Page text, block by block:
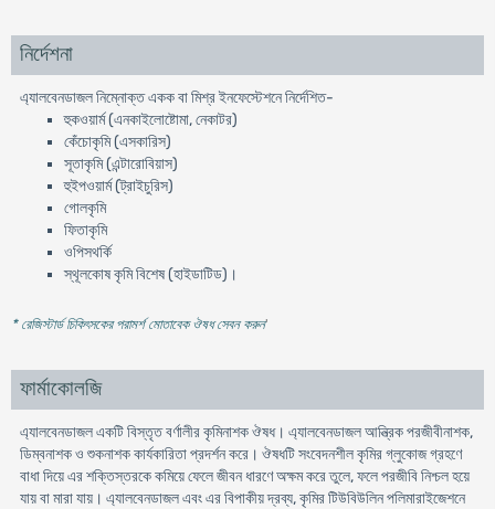
নির্দেশনা
এ্যালবেনডাজল নিম্নোক্ত একক বা মিশ্র ইনফেস্টেশনে নির্দেশিত-
হুকওয়ার্ম (এনকাইলোষ্টোমা, নেকাটর)
কেঁচোকৃমি (এসকারিস)
সূতাকৃমি (এন্টারোবিয়াস)
হুইপওয়ার্ম (ট্রাইচুরিস)
গোলকৃমি
ফিতাকৃমি
ওপিসথর্কি
স্থূলকোষ কৃমি বিশেষ (হাইডাটিড)।
* রেজিস্টার্ড চিকিৎসকের পরামর্শ মোতাবেক ঔষধ সেবন করুন'
ফার্মাকোলজি
এ্যালবেনডাজল একটি বিস্তৃত বর্ণালীর কৃমিনাশক ঔষধ। এ্যালবেনডাজল আন্ত্রিক পরজীবীনাশক,
ডিম্বনাশক ও শুকনাশক কার্যকারিতা প্রদর্শন করে। ঔষধটি সংবেদনশীল কৃমির গ্লুকোজ গ্রহণে
বাধা দিয়ে এর শক্তিস্তরকে কমিয়ে ফেলে জীবন ধারণে অক্ষম করে তুলে, ফলে পরজীবি নিশ্চল হয়ে
যায় বা মারা যায়। এ্যালবেনডাজল এবং এর বিপাকীয় দ্রব্য, কৃমির টিউবিউলিন পলিমারাইজেশনে